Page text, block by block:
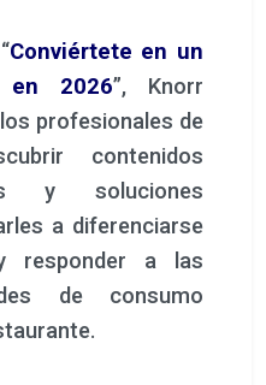
Conviértete en un
en 2026”, Knorr
profesionales de
contenidos
y soluciones
a diferenciarse
responder a las
de consumo